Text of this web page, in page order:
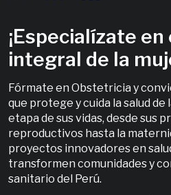
¡Especialízate
integral de la
Fórmate en Obstetricia y
que protege y cuida la salud de
etapa de sus vidas, desde sus
reproductivos hasta la
proyectos innovadores en
transformen comunidades y
sanitario del Perú.